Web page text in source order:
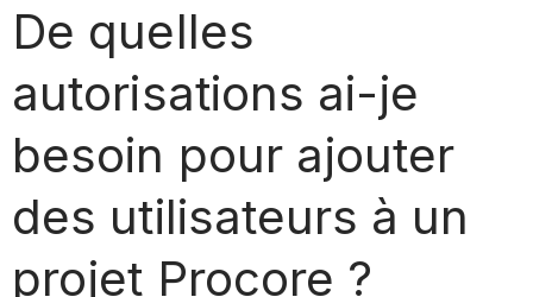
De quelles
autorisations ai-je
besoin pour ajouter
des utilisateurs à un
projet Procore ?